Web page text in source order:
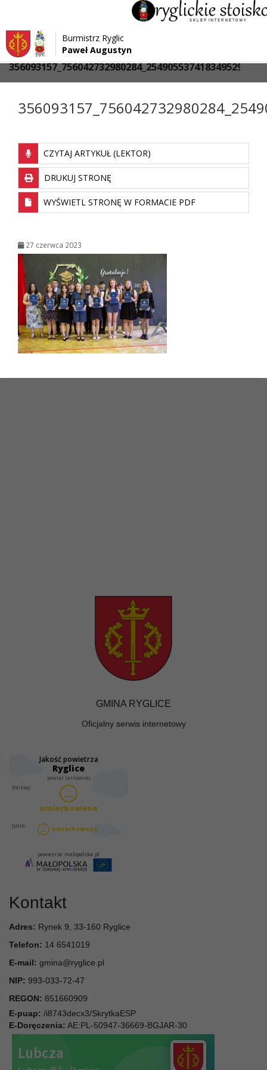
Przejdź do menu
Przejdź do głównej treści strony
Przejdź do stopki strony
Burmistrz Ryglic
Paweł Augustyn
Strona główna > Media >
356093157_756042732980284_2549055374183495295_n
CZYTAJ ARTYKUŁ (LEKTOR)
DRUKUJ STRONĘ
WYŚWIETL STRONĘ W FORMACIE PDF
27 czerwca 2023
GMINA RYGLICE
Oficjalny serwis internetowy
Kontakt
Adres: Rynek 9, 33-160 Ryglice
Telefon: 14 6541019
E-mail: gmina@ryglice.pl
NIP: 993-033-72-47
REGON: 851660909
E-puap: /i8743decx3/SkrytkaESP
E-Doręczenia: AE:PL-50947-36669-BGJAR-30